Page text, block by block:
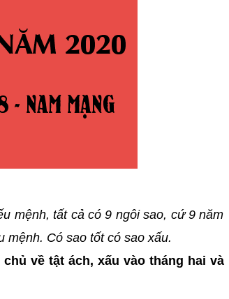
mệnh, tất cả có 9 ngôi sao, cứ 9 năm
mệnh. Có sao tốt có sao xấu.
chủ về tật ách, xấu vào tháng hai và